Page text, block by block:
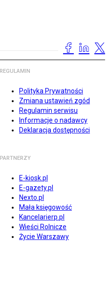
REGULAMIN
Polityka Prywatności
Zmiana ustawień zgód
Regulamin serwisu
Informacje o nadawcy
Deklaracja dostępności
PARTNERZY
E-kiosk.pl
E-gazety.pl
Nexto.pl
Mała księgowość
Kancelarierp.pl
Wieści Rolnicze
Życie Warszawy